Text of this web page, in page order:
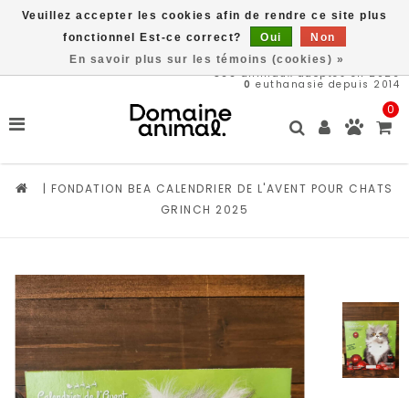
566animaux adoptés en 2026
0 euthanasie depuis 2014
0
| FONDATION BEA CALENDRIER DE L'AVENT POUR CHATS
GRINCH 2025
Veuillez accepter les cookies afin de rendre ce site plus
fonctionnel Est-ce correct?
Oui
Non
En savoir plus sur les témoins (cookies) »
Livraison gratuite à partir de 89$*